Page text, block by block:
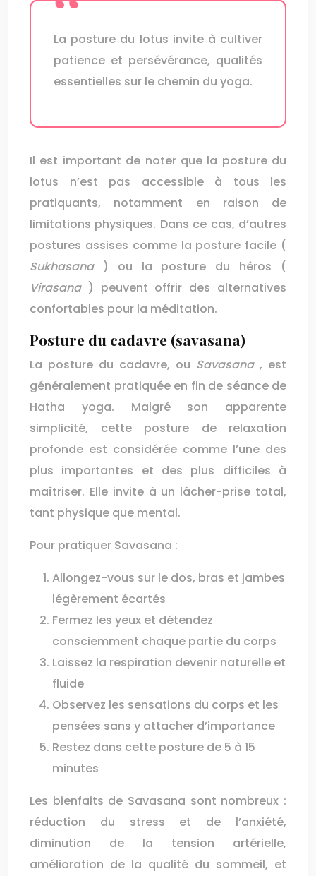
La posture du lotus invite à cultiver
patience et persévérance, qualités
essentielles sur le chemin du yoga.
Il est important de noter que la posture du
lotus n’est pas accessible à tous les
pratiquants, notamment en raison de
limitations physiques. Dans ce cas, d’autres
postures assises comme la posture facile (
Sukhasana ) ou la posture du héros (
Virasana ) peuvent offrir des alternatives
confortables pour la méditation.
Posture du cadavre (savasana)
La posture du cadavre, ou Savasana , est
généralement pratiquée en fin de séance de
Hatha yoga. Malgré son apparente
simplicité, cette posture de relaxation
profonde est considérée comme l’une des
plus importantes et des plus difficiles à
maîtriser. Elle invite à un lâcher-prise total,
tant physique que mental.
Pour pratiquer Savasana :
Allongez-vous sur le dos, bras et jambes
légèrement écartés
Fermez les yeux et détendez
consciemment chaque partie du corps
Laissez la respiration devenir naturelle et
fluide
Observez les sensations du corps et les
pensées sans y attacher d’importance
Restez dans cette posture de 5 à 15
minutes
Les bienfaits de Savasana sont nombreux :
réduction du stress et de l’anxiété,
diminution de la tension artérielle,
amélioration de la qualité du sommeil, et